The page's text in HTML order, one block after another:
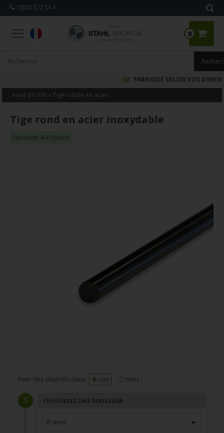
0800 322 014
0
FABRIQUÉ SELON VOS DIMENSIONS
Acier profilé »Tige ronde en acier
Tige rond en acier inoxydable
Livraison 4-10 Jours
Fixer des objectifs dans: cm mm
CHOISISSEZ UNE ÉPAISSEUR